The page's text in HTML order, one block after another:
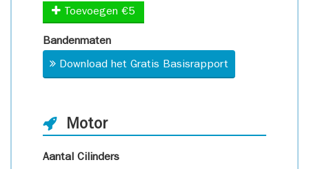
Toevoegen €5
Bandenmaten
Download het Gratis Basisrapport
Motor
Aantal Cilinders